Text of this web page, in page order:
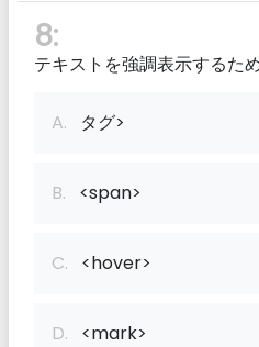
8:
テキストを強調表示するた
A. タグ>
B. <span>
C. <hover>
D. <mark>